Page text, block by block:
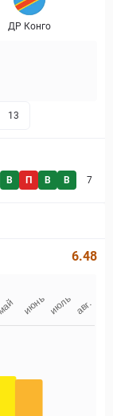
ДР Конго
13
В П В В 7
6.48